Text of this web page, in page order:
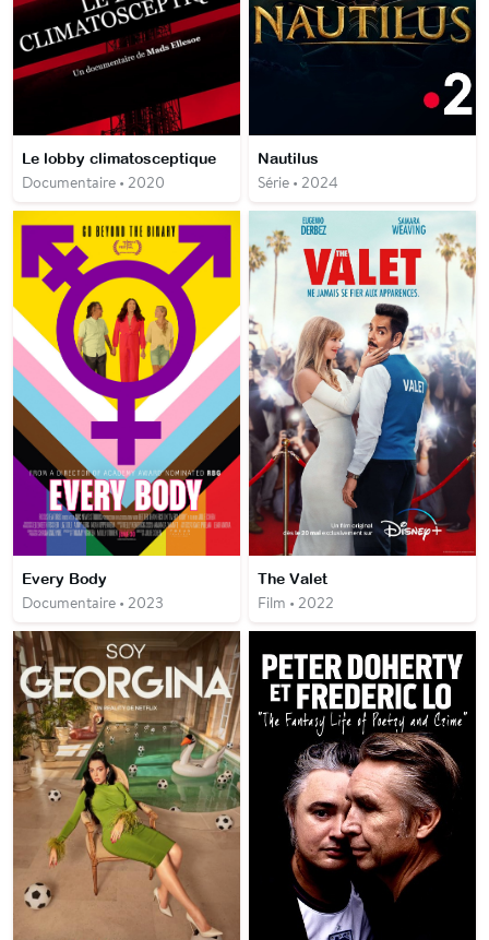
Le lobby climatosceptique
Documentaire • 2020
Nautilus
Série • 2024
Every Body
Documentaire • 2023
The Valet
Film • 2022